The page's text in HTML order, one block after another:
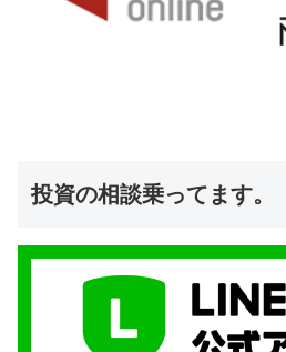
投資の相談乗ってます。